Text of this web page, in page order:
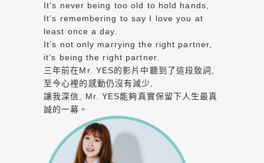
It’s never being too old to hold hands,
It’s remembering to say I love you at
least once a day.
It’s not only marrying the right partner,
it’s being the right partner.
三年前在Mr. YES的影片中聽到了這段致詞,
至今心裡的感動仍沒有減少,
讓我深信, Mr. YES能夠真實保留下人生最真
誠的一幕。